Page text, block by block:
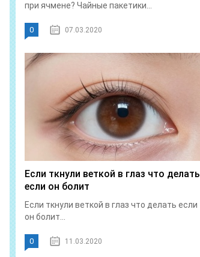
при ячмене? Чайные пакетики...
0 07.03.2020
Если ткнули веткой в глаз что делать
если он болит
Если ткнули веткой в глаз что делать если
он болит...
0 11.03.2020